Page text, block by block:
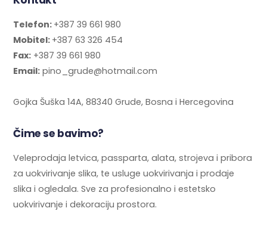
Telefon: +387 39 661 980
Mobitel: +387 63 326 454
Fax: +387 39 661 980
Email: pino_grude@hotmail.com
Gojka Šuška 14A, 88340 Grude, Bosna i Hercegovina
Čime se bavimo?
Veleprodaja letvica, passparta, alata, strojeva i pribora
za uokvirivanje slika, te usluge uokvirivanja i prodaje
slika i ogledala. Sve za profesionalno i estetsko
uokvirivanje i dekoraciju prostora.